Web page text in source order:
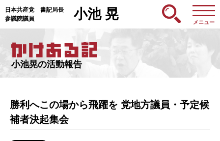
日本共産党 書記局長
参議院議員
小池 晃
メニュー
小池晃の活動報告
勝利へこの場から飛躍を 党地方議員・予定候
補者決起集会